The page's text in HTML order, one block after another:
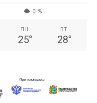
0 %
ПН
25°
ВТ
28°